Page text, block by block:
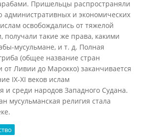
Пришельцы распространяли
и экономических
освобождались от тяжелой
получали такие же права, какими
мусульмане, и т. д. Полная
(общее название стран
Ливии до Марокко) заканчивается
IX-XI веков ислам
и среди народов Западного Судана.
мусульманская религия стала